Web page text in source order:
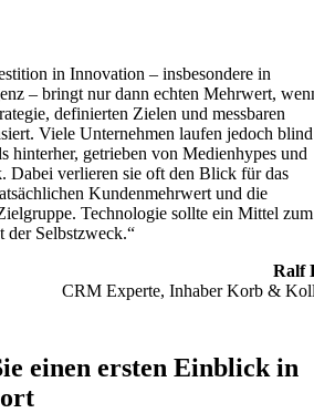
in Innovation – insbesondere in
– bringt nur dann echten Mehrwert,
definierten Zielen und messbaren
Viele Unternehmen laufen jedoch
hinterher, getrieben von Medienhypes und
Dabei verlieren sie oft den Blick für das
Kundenmehrwert und die
Technologie sollte ein Mittel zum
der Selbstzweck.“
Ralf
CRM Experte, Inhaber Korb &
einen ersten Einblick in